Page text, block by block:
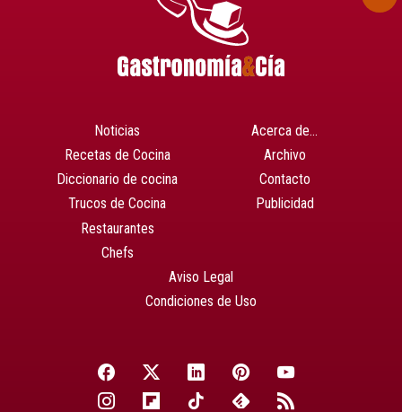
Noticias
Recetas de Cocina
Diccionario de cocina
Trucos de Cocina
Restaurantes
Chefs
Acerca de…
Archivo
Contacto
Publicidad
Aviso Legal
Condiciones de Uso